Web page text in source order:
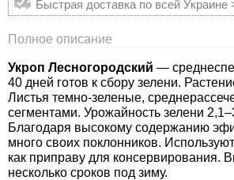
Быстрая доставка по всей Украине
Полное описание
Укроп Лесногородский —
40 дней готов к сбору зелени.
Листья темно-зеленые,
сегментами. Урожайность зелени
Благодаря высокому содержанию
много своих поклонников.
как приправу для консервирования.
несколько сроков под зиму.
Семена салата
Семена сельдерея
Семена сидератов
Семена табака
Средства защиты от тараканов,
Средства защиты от комаров,
клещей, ос, мошек, слепней
Средства защиты от мух
Средства защиты от моли